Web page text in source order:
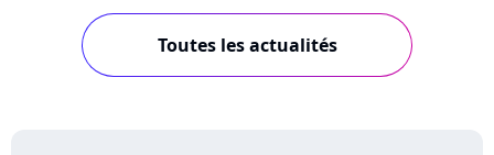
Toutes les actualités